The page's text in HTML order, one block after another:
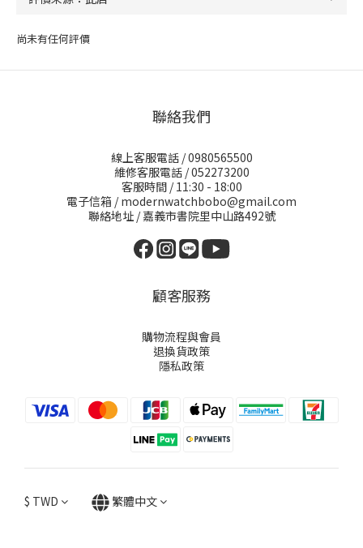
尚未有任何評價
聯絡我們
線上客服電話 / 0980565500
維修客服電話 / 052273200
客服時間 / 11:30 - 18:00
電子信箱 / modernwatchbobo@gmail.com
聯絡地址 / 嘉義市書院里中山路492號
顧客服務
購物流程與會員
退換貨政策
隱私政策
$ TWD 繁體中文